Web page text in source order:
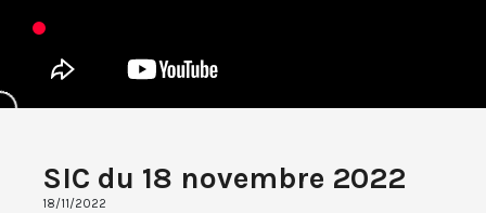
SIC du 18 novembre 2022
18/11/2022